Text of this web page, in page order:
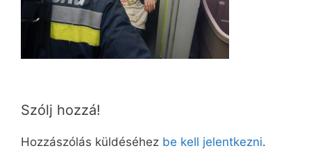
Szólj hozzá!
Hozzászólás küldéséhez be kell jelentkezni.